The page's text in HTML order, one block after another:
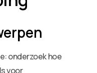
onderzoek hoe
voor